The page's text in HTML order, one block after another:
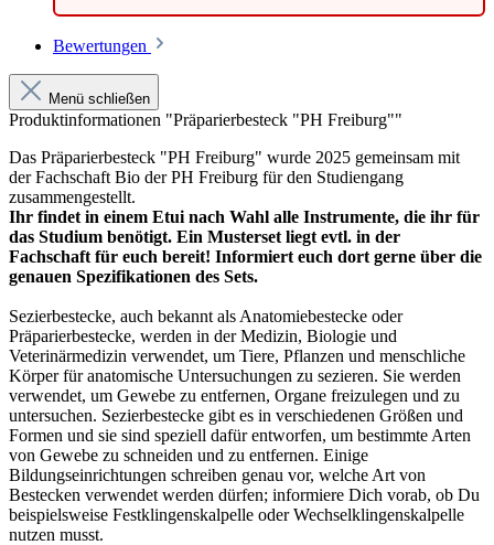
Bewertungen
Menü schließen
Produktinformationen "Präparierbesteck "PH Freiburg""
Das Präparierbesteck "PH Freiburg" wurde 2025 gemeinsam mit
der Fachschaft Bio der PH Freiburg für den Studiengang
zusammengestellt.
Ihr findet in einem Etui nach Wahl alle Instrumente, die ihr für
das Studium benötigt. Ein Musterset liegt evtl. in der
Fachschaft für euch bereit! Informiert euch dort gerne über die
genauen Spezifikationen des Sets.
Sezierbestecke, auch bekannt als Anatomiebestecke oder
Präparierbestecke, werden in der Medizin, Biologie und
Veterinärmedizin verwendet, um Tiere, Pflanzen und menschliche
Körper für anatomische Untersuchungen zu sezieren. Sie werden
verwendet, um Gewebe zu entfernen, Organe freizulegen und zu
untersuchen. Sezierbestecke gibt es in verschiedenen Größen und
Formen und sie sind speziell dafür entworfen, um bestimmte Arten
von Gewebe zu schneiden und zu entfernen. Einige
Bildungseinrichtungen schreiben genau vor, welche Art von
Bestecken verwendet werden dürfen; informiere Dich vorab, ob Du
beispielsweise Festklingenskalpelle oder Wechselklingenskalpelle
nutzen musst.